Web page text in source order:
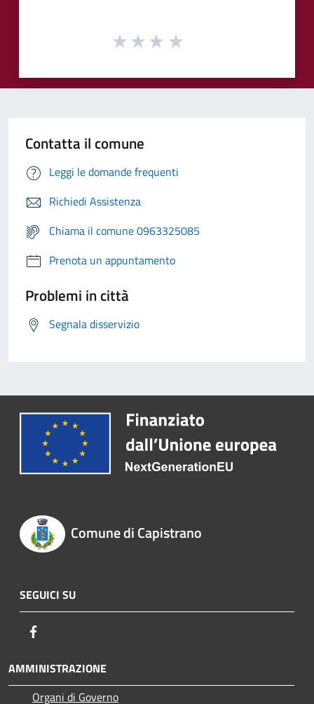
Contatta il comune
Leggi le domande frequenti
Richiedi Assistenza
Chiama il comune 0963325085
Prenota un appuntamento
Problemi in città
Segnala disservizio
Comune di Capistrano
SEGUICI SU
AMMINISTRAZIONE
Organi di Governo